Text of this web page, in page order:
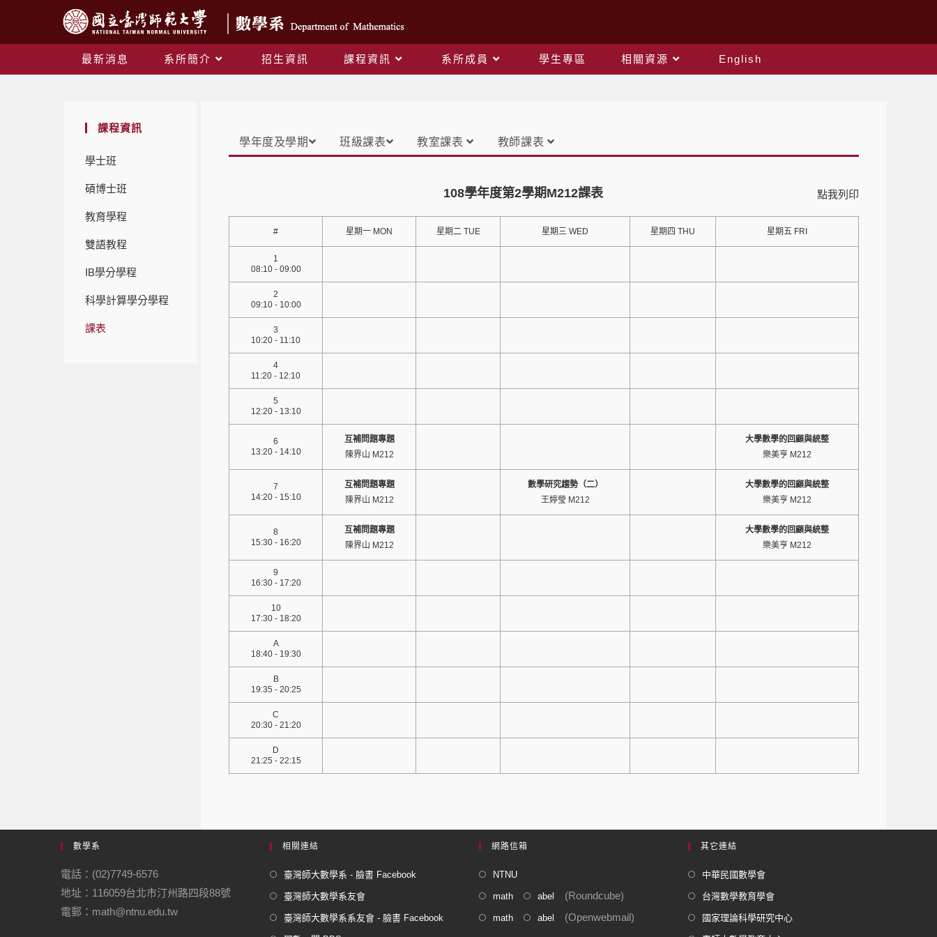
最新消息 系所簡介 招生資訊 課程資訊 系所成員 學生專區 相關資源
English
課程資訊
學士班
碩博士班
教育學程
雙語教程
IB學分學程
科學計算學分學程
課表
學年度及學期 班級課表 教室課表 教師課表
點我列印
108學年度第2學期M212課表
# 星期一 MON 星期二 TUE 星期三 WED 星期四 THU 星期五 FRI
1
08:10 - 09:00
2
09:10 - 10:00
3
10:20 - 11:10
4
11:20 - 12:10
5
12:20 - 13:10
6
13:20 - 14:10
互補問題專題
陳界山 M212
大學數學的回顧與統整
樂美亨 M212
7
14:20 - 15:10
互補問題專題
陳界山 M212
數學研究趨勢（二）
王婷瑩 M212
大學數學的回顧與統整
樂美亨 M212
8
15:30 - 16:20
互補問題專題
陳界山 M212
大學數學的回顧與統整
樂美亨 M212
9
16:30 - 17:20
10
17:30 - 18:20
A
18:40 - 19:30
B
19:35 - 20:25
C
20:30 - 21:20
D
21:25 - 22:15
數學系
電話：(02)7749-6576
地址：116059台北市汀州路四段88號
電郵：math@ntnu.edu.tw
相關連結
臺灣師大數學系 - 臉書 Facebook
臺灣師大數學系友會
臺灣師大數學系系友會 - 臉書 Facebook
網路信箱
NTNU
math abel (Roundcube)
math abel (Openwebmail)
其它連結
中華民國數學會
台灣數學教育學會
國家理論科學研究中心